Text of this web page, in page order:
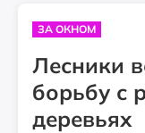
ЗА ОКНОМ
Лесники
борьбу с
деревьях